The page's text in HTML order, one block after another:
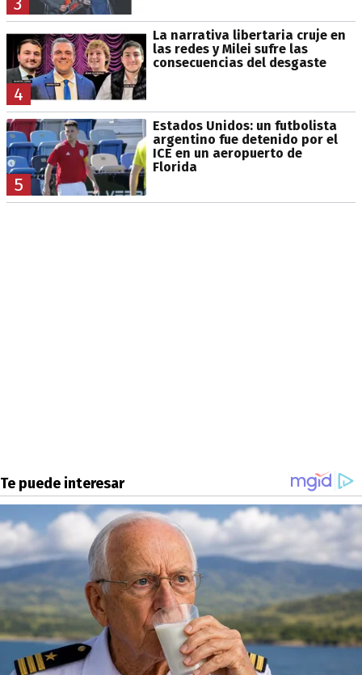
4
La narrativa libertaria cruje en
las redes y Milei sufre las
consecuencias del desgaste
5
Estados Unidos: un futbolista
argentino fue detenido por el
ICE en un aeropuerto de
Florida